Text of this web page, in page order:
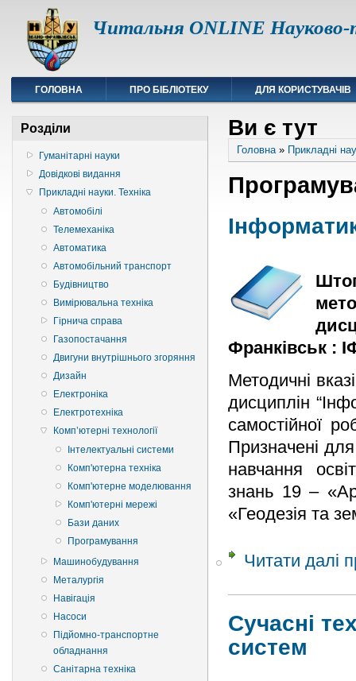
Читальня ONLINE Науково-
ГОЛОВНА ПРО БІБЛІОТЕКУ ДЛЯ КОРИСТУВАЧІВ
Розділи
Гуманітарні науки
Довідкові видання
Прикладні науки. Техніка
Автомобілі
Телемеханіка
Автоматика
Автомобільний транспорт
Будівництво
Вимірювальна техніка
Гірнича справа
Газопостачання
Двигуни внутрішнього згоряння
Дизайн
Електроніка
Електротехніка
Комп’ютерні технології
Інтелектуальні системи
Комп'ютерна техніка
Комп'ютерне моделювання
Комп'ютерні мережі
Бази даних
Програмування
Машинобудування
Металургія
Навігація
Насоси
Підйомно-транспортне
обладнання
Санітарна техніка
Ви є тут
Головна» Прикладні
Франківськ :
Методичні
дисциплін
самостійної
Призначені
навчання
знань 19 –
«Геодезія та
Читати далі
Cучасні
систем